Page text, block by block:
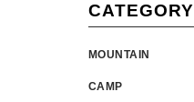
CATEGORY
MOUNTAIN
CAMP